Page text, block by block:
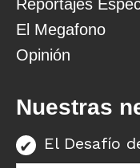
Reportajes
El Megafono
Opinión
Nuestras
El Desafío